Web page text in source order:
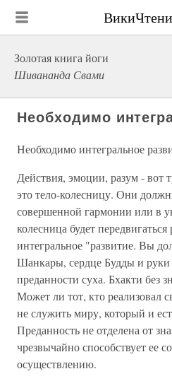
Золотая книга йоги
Шивананда Свами
Необходимо
Необходимо интегральное
Действия, эмоции, разум - вот
это тело-колесницу. Они
совершенной гармонии или в
колесница будет
интегральное "развитие. Вы
Шанкары, сердце Будды и
преданности суха. Бхакти без
Может ли тот, кто реализовал
не служить миру, который и
Преданность не отделена от
чрезвычайно способствует ее
осуществлению.